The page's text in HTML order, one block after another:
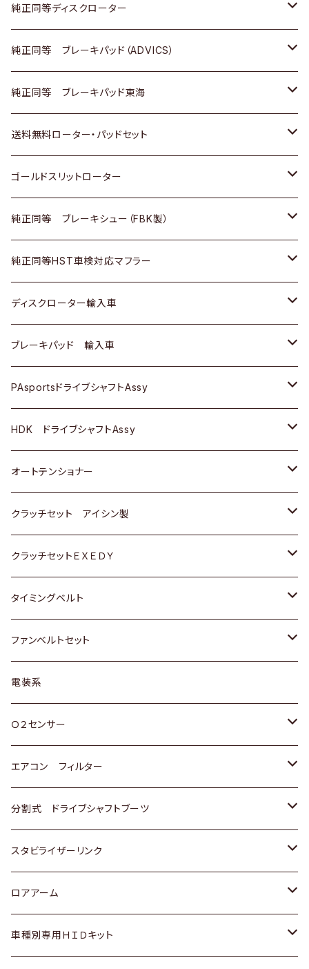
マツダ
三菱
スバル
日野
三菱ふそう
ＢＭＷ
ダイハツ
マツダ
三菱
日野
三菱ふそう
ダイハツ
三菱
日野
三菱ふそう
その他
日産
ダイハツ
マツダ
三菱
スバル
スズキ
日産
いすゞ
ダイハツ
マツダ
三菱
スバル
日産
いすゞ
ダイハツ
マツダ
三菱
トヨタ
ホンダ
スズキ
日産
ダイハツ
マツダ
三菱
スバル
純正同等ディスクローター
トヨタ
ホンダ
スズキ
日産
いすゞ
ダイハツ
マツダ
三菱
スバル
ＢＥＮＺ
純正同等 ブレーキパッド（ADVICS）
トヨタ
ホンダ
スズキ
日産
ダイハツ
マツダ
三菱
スバル
純正同等 ブレーキパッド東海
トヨタ
ホンダ
日産
いすゞ
ダイハツ
マツダ
三菱
スバル
送料無料ローター・パッドセット
トヨタ
ホンダ
スズキ
日産
ダイハツ
マツダ
三菱
スバル
ゴールドスリットローター
トヨタ
ホンダ
スズキ
日産
ダイハツ
マツダ
三菱
スバル
純正同等 ブレーキシュー（FBK製）
ホンダ
スズキ
日産
ダイハツ
マツダ
三菱
スバル
純正同等HST車検対応マフラー
トヨタ
ホンダ
スズキ
日産
いすゞ
ダイハツ
マツダ
三菱
スバル
日野
ディスクローター輸入車
ＡＵＤＩ
ＢＥＮＺ
ＢＭＷ
GOLF
ＷＡＧＥＮ
アストロ（シボレー）
クライスラー
ブレーキパッド 輸入車
ＢＥＮＺ
ＢＭＷ
ＷＡＧＥＮ
ＶＯＬＶＯ
PAsportsドライブシャフトAssy
トヨタ
ホンダ
スズキ
日産
ダイハツ
マツダ
三菱
スバル
HDK ドライブシャフトAssy
スズキ
ダイハツ
日産
ホンダ
マツダ
オートテンショナー
トヨタ
クラッチセット アイシン製
ホンダ
スズキ
ダイハツ
マツダ
三菱
スバル
クラッチセットＥＸＥＤＹ
ホンダ
スズキ
日産
ダイハツ
マツダ
三菱
スバル
タイミングベルト
トヨタ
スズキ
ダイハツ
三菱
スバル
ファンベルトセット
トヨタ
ホンダ
スズキ
日産
いすゞ
ダイハツ
マツダ
電装系
Ｏ２センサー
トヨタ
ホンダ
スズキ
日産
ダイハツ
エアコン フィルター
トヨタ
ホンダ
スズキ
日産
分割式 ドライブシャフトブーツ
トヨタ
ホンダ
スズキ
スタビライザーリンク
トヨタ
ホンダ
ロアアーム
ホンダ
車種別専用ＨＩＤキット